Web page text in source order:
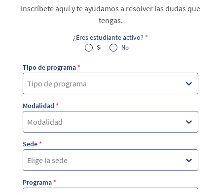
Inscríbete aquí y te ayudamos a resolver las dudas que
tengas.
¿Eres estudiante activo? *
Si No
Tipo de programa*
Tipo de programa
Modalidad *
Modalidad
Sede*
Elige la sede
Programa*